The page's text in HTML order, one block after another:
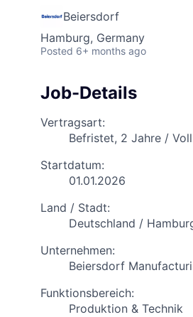
Beiersdorf
Hamburg, Germany
Posted 6+ months ago
Job-Details
Vertragsart:
Befristet, 2 Jahre /
Startdatum:
01.01.2026
Land / Stadt:
Deutschland /
Unternehmen:
Beiersdorf
Funktionsbereich:
Produktion & Technik